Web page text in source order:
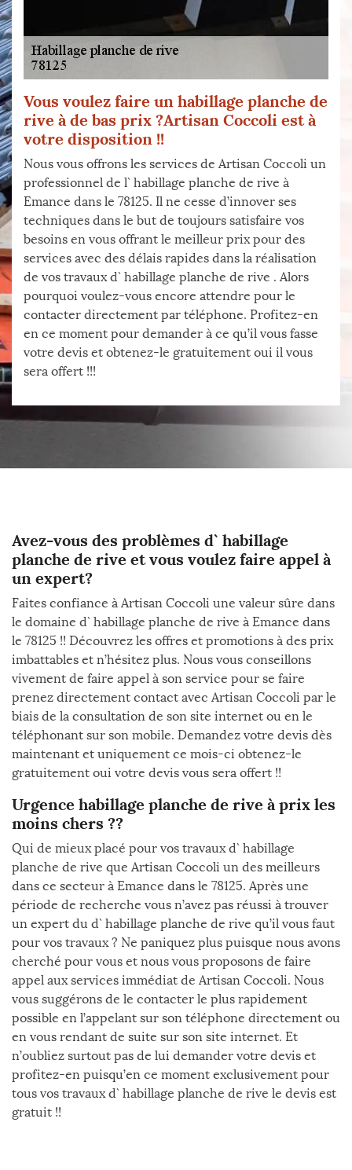
Vous voulez faire un habillage planche de
rive à de bas prix ?Artisan Coccoli est à
votre disposition !!
Nous vous offrons les services de Artisan Coccoli un
professionnel de l` habillage planche de rive à
Emance dans le 78125. Il ne cesse d’innover ses
techniques dans le but de toujours satisfaire vos
besoins en vous offrant le meilleur prix pour des
services avec des délais rapides dans la réalisation
de vos travaux d` habillage planche de rive . Alors
pourquoi voulez-vous encore attendre pour le
contacter directement par téléphone. Profitez-en
en ce moment pour demander à ce qu’il vous fasse
votre devis et obtenez-le gratuitement oui il vous
sera offert !!!
Avez-vous des problèmes d` habillage
planche de rive et vous voulez faire appel à
un expert?
Faites confiance à Artisan Coccoli une valeur sûre dans
le domaine d` habillage planche de rive à Emance dans
le 78125 !! Découvrez les offres et promotions à des prix
imbattables et n’hésitez plus. Nous vous conseillons
vivement de faire appel à son service pour se faire
prenez directement contact avec Artisan Coccoli par le
biais de la consultation de son site internet ou en le
téléphonant sur son mobile. Demandez votre devis dès
maintenant et uniquement ce mois-ci obtenez-le
gratuitement oui votre devis vous sera offert !!
Urgence habillage planche de rive à prix les
moins chers ??
Qui de mieux placé pour vos travaux d` habillage
planche de rive que Artisan Coccoli un des meilleurs
dans ce secteur à Emance dans le 78125. Après une
période de recherche vous n’avez pas réussi à trouver
un expert du d` habillage planche de rive qu’il vous faut
pour vos travaux ? Ne paniquez plus puisque nous avons
cherché pour vous et nous vous proposons de faire
appel aux services immédiat de Artisan Coccoli. Nous
vous suggérons de le contacter le plus rapidement
possible en l’appelant sur son téléphone directement ou
en vous rendant de suite sur son site internet. Et
n’oubliez surtout pas de lui demander votre devis et
profitez-en puisqu’en ce moment exclusivement pour
tous vos travaux d` habillage planche de rive le devis est
gratuit !!